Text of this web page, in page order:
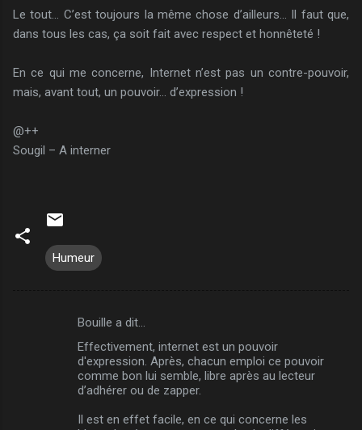
Le tout… C’est toujours la même chose d’ailleurs… Il faut que,
dans tous les cas, ça soit fait avec respect et honnêteté !
En ce qui me concerne, Internet n’est pas un contre-pouvoir,
mais, avant tout, un pouvoir… d’expression !
@++
Sougil – A interner
Humeur
Bouille a dit…
Effectivement, internet est un pouvoir
d'expression. Après, chacun emploi ce pouvoir
comme bon lui semble, libre après au lecteur
d’adhérer ou de zapper.
Il est en effet facile, en ce qui concerne les